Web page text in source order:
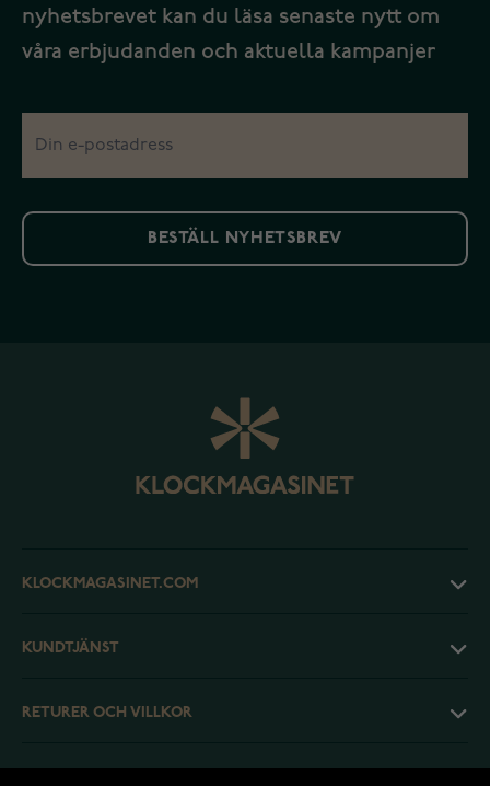
nyhetsbrevet kan du läsa senaste nytt om
våra erbjudanden och aktuella kampanjer
BESTÄLL NYHETSBREV
KLOCKMAGASINET.COM
KUNDTJÄNST
RETURER OCH VILLKOR